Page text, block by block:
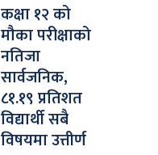
कक्षा १२ को
मौका परीक्षाको
नतिजा
सार्वजनिक,
८१.१९ प्रतिशत
विद्यार्थी सबै
विषयमा उत्तीर्ण